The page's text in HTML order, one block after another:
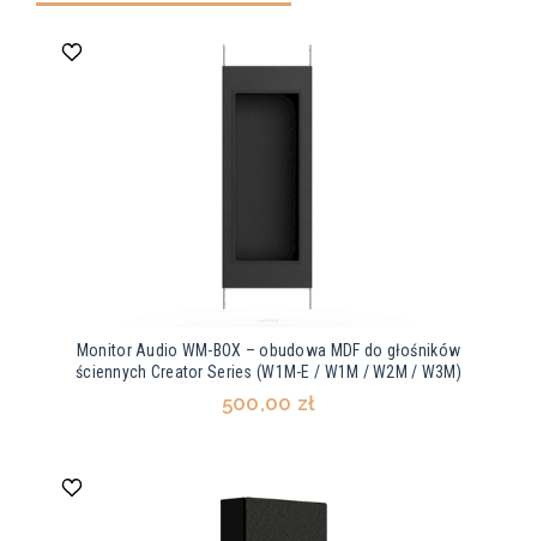
Monitor Audio WM-BOX – obudowa MDF do głośników
ściennych Creator Series (W1M-E / W1M / W2M / W3M)
500,00 zł